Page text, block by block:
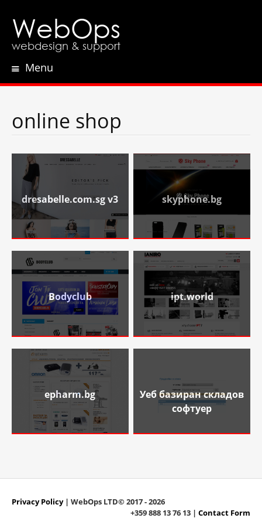
WebOps
webdesign & support
Menu
online shop
dresabelle.com.sg v3 skyphone.bg
Bodyclub ipt.world
epharm.bg
Уеб базиран складов
софтуер
Privacy Policy| WebOps LTD© 2017 - 2026
+359 888 13 76 13 | Contact Form